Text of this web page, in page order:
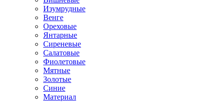
Изумрудные
Венге
Ореховые
Янтарные
Сиреневые
Салатовые
Фиолетовые
Мятные
Золотые
Синие
Материал